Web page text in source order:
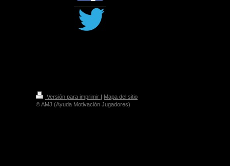
Versión para imprimir | Mapa del sitio
© AMJ (Ayuda Motivación Jugadores)